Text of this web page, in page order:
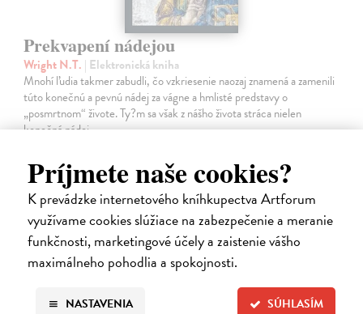
Príjmete naše cookies?
K prevádzke internetového kníhkupectva Artforum
využívame cookies slúžiace na zabezpečenie a meranie
funkčnosti, marketingové účely a zaistenie vášho
maximálneho pohodlia a spokojnosti.
SÚHLASÍM
NASTAVENIA
Prekvapení nádejou
Wright N.T. | Elektronická kniha
Mnohí ľudia takmer zabudli, čo vzkriesenie naozaj znamená a zamenili
túto konečnú a pevnú nádej za vágne a hmlisté predstavy o
„posmrtnom“ živote. Ty?m sa však z nášho života stráca nielen
konečná nádej…
10,90 €